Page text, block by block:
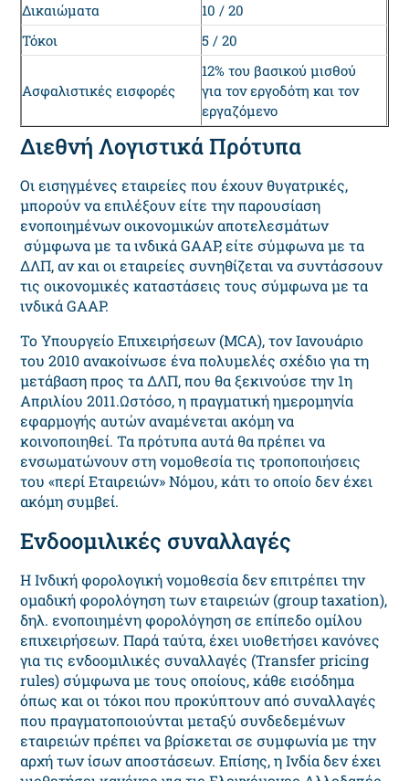
Δικαιώματα
10 / 20
Τόκοι
5 / 20
Ασφαλιστικές εισφορές
12% του βασικού μισθού
για τον εργοδότη και τον
εργαζόμενο
Διεθνή Λογιστικά Πρότυπα
Οι εισηγμένες εταιρείες που έχουν θυγατρικές,
μπορούν να επιλέξουν είτε την παρουσίαση
ενοποιημένων οικονομικών αποτελεσμάτων
σύμφωνα με τα ινδικά GAAP, είτε σύμφωνα με τα
ΔΛΠ, αν και οι εταιρείες συνηθίζεται να συντάσσουν
τις οικονομικές καταστάσεις τους σύμφωνα με τα
ινδικά GAAP.
Το Υπουργείο Επιχειρήσεων (MCA), τον Ιανουάριο
του 2010 ανακοίνωσε ένα πολυμελές σχέδιο για τη
μετάβαση προς τα ΔΛΠ, που θα ξεκινούσε την 1η
Απριλίου 2011.Ωστόσο, η πραγματική ημερομηνία
εφαρμογής αυτών αναμένεται ακόμη να
κοινοποιηθεί. Τα πρότυπα αυτά θα πρέπει να
ενσωματώνουν στη νομοθεσία τις τροποποιήσεις
του «περί Εταιρειών» Νόμου, κάτι το οποίο δεν έχει
ακόμη συμβεί.
Ενδοομιλικές συναλλαγές
Η Ινδική φορολογική νομοθεσία δεν επιτρέπει την
ομαδική φορολόγηση των εταιρειών (group taxation),
δηλ. ενοποιημένη φορολόγηση σε επίπεδο ομίλου
επιχειρήσεων. Παρά ταύτα, έχει υιοθετήσει κανόνες
για τις ενδοομιλικές συναλλαγές (Transfer pricing
rules) σύμφωνα με τους οποίους, κάθε εισόδημα
όπως και οι τόκοι που προκύπτουν από συναλλαγές
που πραγματοποιούνται μεταξύ συνδεδεμένων
εταιρειών πρέπει να βρίσκεται σε συμφωνία με την
αρχή των ίσων αποστάσεων. Επίσης, η Ινδία δεν έχει